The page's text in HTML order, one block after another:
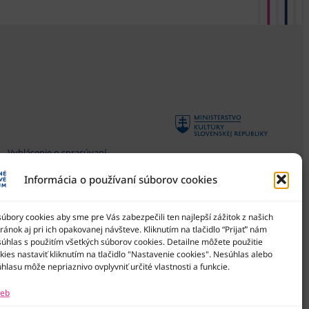
Informácia o používaní súborov cookies
cookies aby sme pre Vás zabezpečili ten najlepší zážitok z našich
aj pri ich opakovanej návšteve. Kliknutím na tlačidlo “Prijať” nám
s použitím všetkých súborov cookies. Detailne môžete použitie
nastaviť kliknutím na tlačidlo "Nastavenie cookies". Nesúhlas alebo
môže nepriaznivo ovplyvniť určité vlastnosti a funkcie.
Vyhlásenie o spracúvaní
Všeobecné podmienky súťaží
cookies
Vyhlásenie o prístupnosti
Správca obsahu
Národné osvetové centrum
kultúry SR